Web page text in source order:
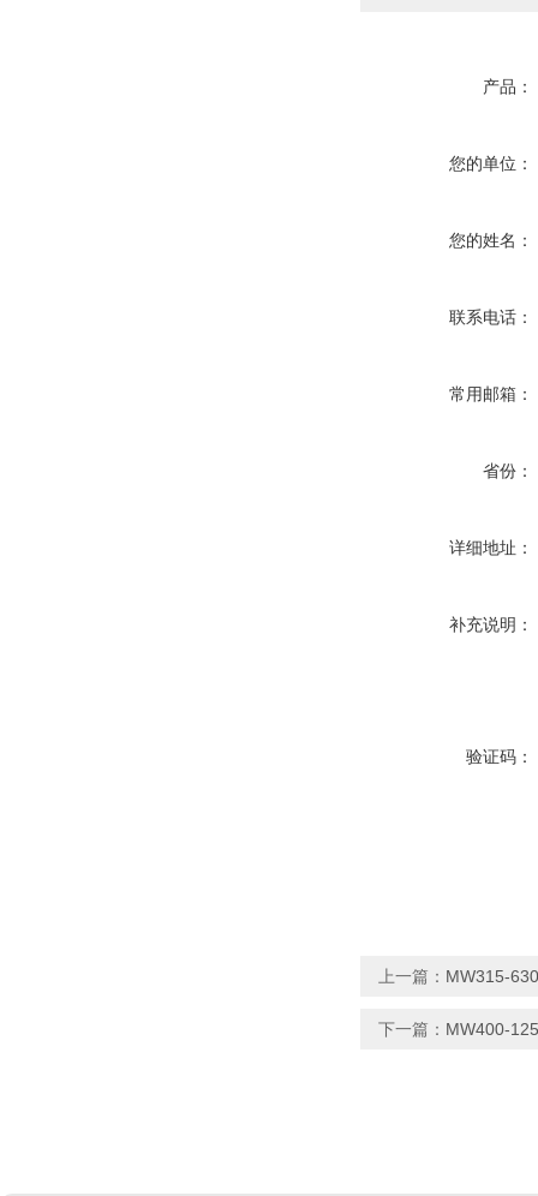
产品：
您的单位：
您的姓名：
联系电话：
常用邮箱：
省份：
详细地址：
补充说明：
验证码：
上一篇： MW315-
下一篇： MW400-